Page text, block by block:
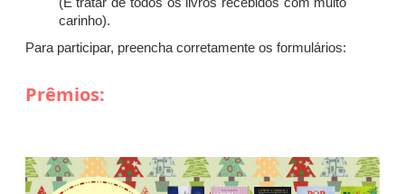
carinho).
Para participar, preencha corretamente os formulários:
Prêmios: